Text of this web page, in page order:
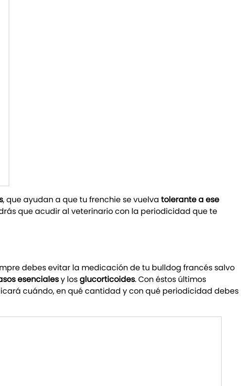
, que ayudan a que tu frenchie se vuelva tolerante a ese
que acudir al veterinario con la periodicidad que te
debes evitar la medicación de tu bulldog francés salvo
esencialesy losglucorticoides. Con éstos últimos
cuándo, en qué cantidad y con qué periodicidad debes